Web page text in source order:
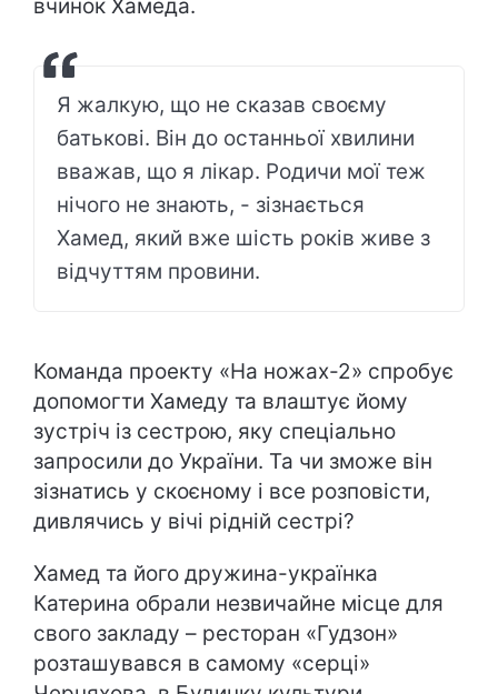
вчинок Хамеда.
Я жалкую, що не сказав своєму
батькові. Він до останньої хвилини
вважав, що я лікар. Родичи мої теж
нічого не знають, - зізнається
Хамед, який вже шість років живе з
відчуттям провини.
Команда проекту «На ножах-2» спробує
допомогти Хамеду та влаштує йому
зустріч із сестрою, яку спеціально
запросили до України. Та чи зможе він
зізнатись у скоєному і все розповісти,
дивлячись у вічі рідній сестрі?
Хамед та його дружина-українка
Катерина обрали незвичайне місце для
свого закладу – ресторан «Гудзон»
розташувався в самому «серці»